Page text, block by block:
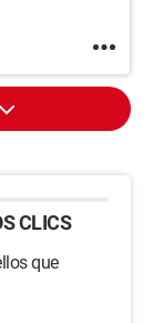
CLICS
que